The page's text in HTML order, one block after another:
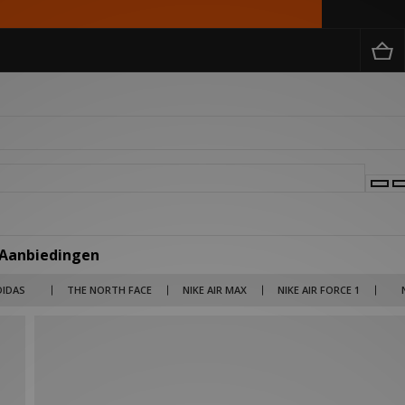
THE NORTH FACE NIKE AIR MAX NIKE AIR FORCE 1
als Billionaire Boys Club, Salomon en Jordan tot lifestyle brands als
en items nu in de uitverkoop met kortingen die kunnen oplopen tot wel 50%